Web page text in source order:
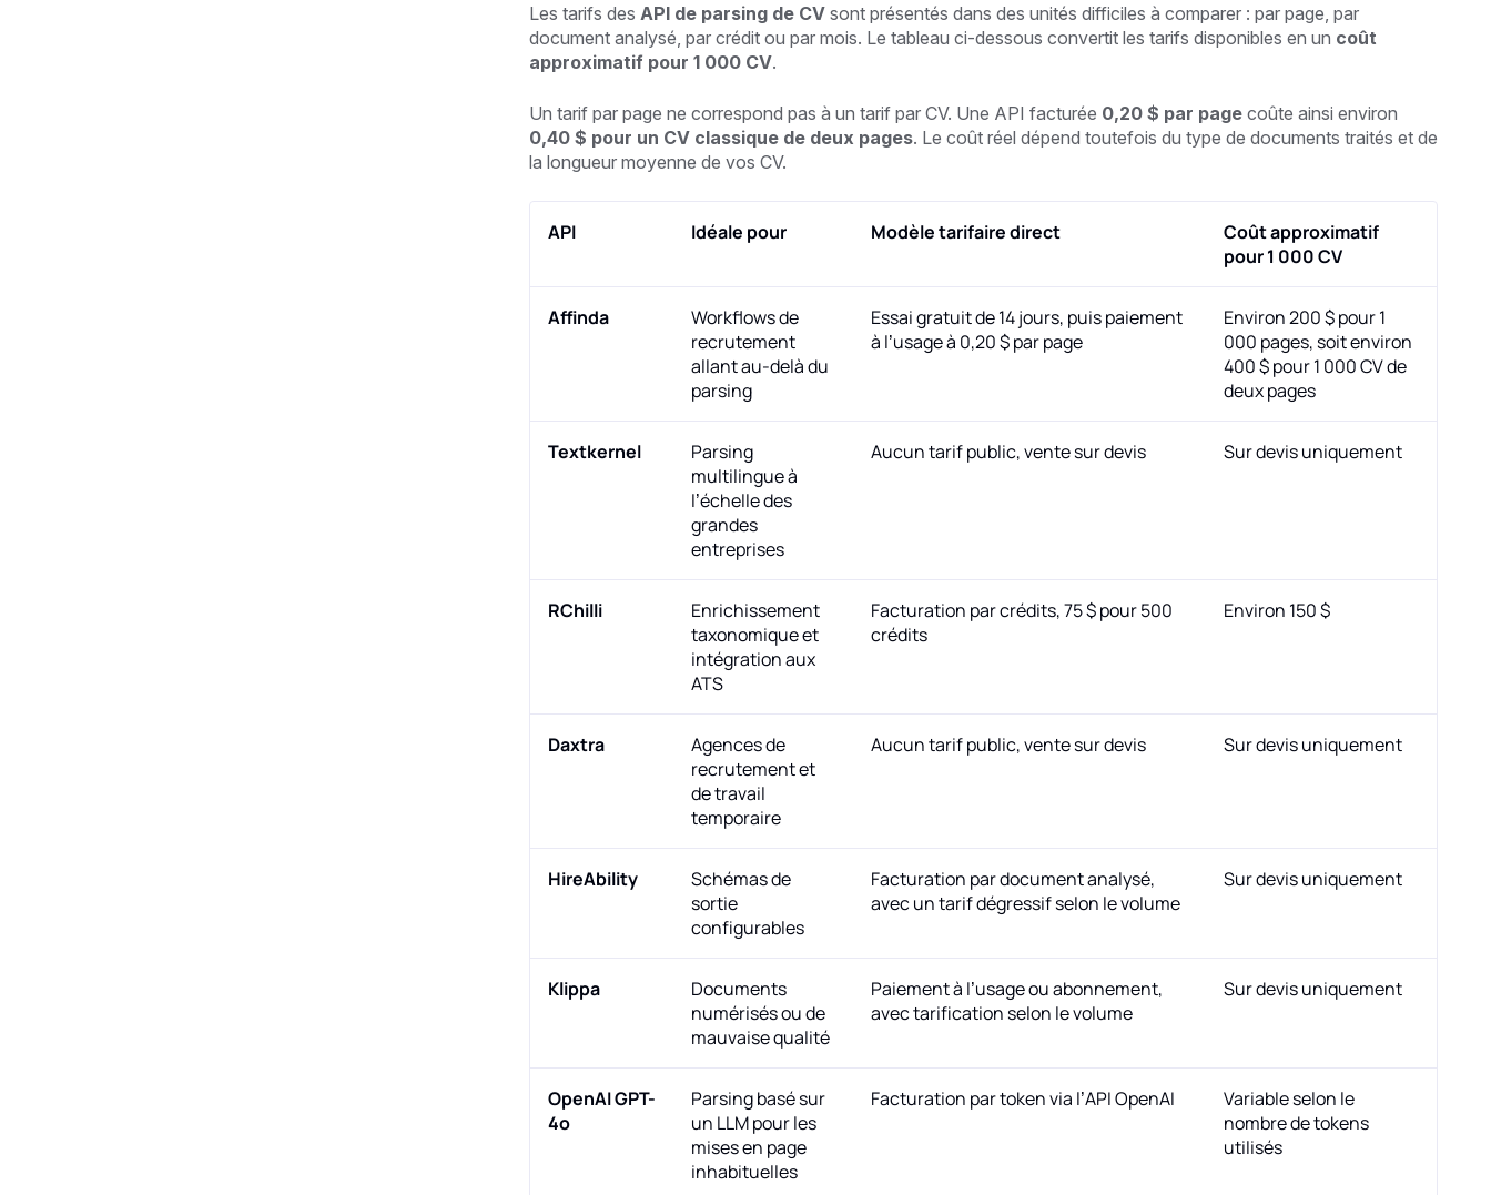
Les tarifs des API de parsing de CVsont présentés dans des unités difficiles à comparer : par page, par
document analysé, par crédit ou par mois. Le tableau ci-dessous convertit les tarifs disponibles en un coût
approximatif pour 1 000 CV.
Un tarif par page ne correspond pas à un tarif par CV. Une API facturée 0,20 $ par pagecoûte ainsi environ
0,40 $ pour un CV classique de deux pages. Le coût réel dépend toutefois du type de documents traités et de
la longueur moyenne de vos CV.
API Idéale pour Modèle tarifaire direct
Coût approximatif
pour 1 000 CV
Affinda
Workflows de
recrutement
allant au-delà du
parsing
Essai gratuit de 14 jours, puis paiement
à l’usage à 0,20 $ par page
Environ 200 $ pour 1
000 pages, soit environ
400 $ pour 1 000 CV de
deux pages
Textkernel
Parsing
multilingue à
l’échelle des
grandes
entreprises
Aucun tarif public, vente sur devis Sur devis uniquement
RChilli
Enrichissement
taxonomique et
intégration aux
ATS
Facturation par crédits, 75 $ pour 500
crédits
Environ 150 $
Daxtra
Agences de
recrutement et
de travail
temporaire
Aucun tarif public, vente sur devis Sur devis uniquement
HireAbility
Schémas de
sortie
configurables
Facturation par document analysé,
avec un tarif dégressif selon le volume
Sur devis uniquement
Klippa
Documents
numérisés ou de
mauvaise qualité
Paiement à l’usage ou abonnement,
avec tarification selon le volume
Sur devis uniquement
OpenAI GPT-
4o
Parsing basé sur
un LLM pour les
mises en page
inhabituelles
Facturation par token via l’API OpenAI
Variable selon le
nombre de tokens
utilisés